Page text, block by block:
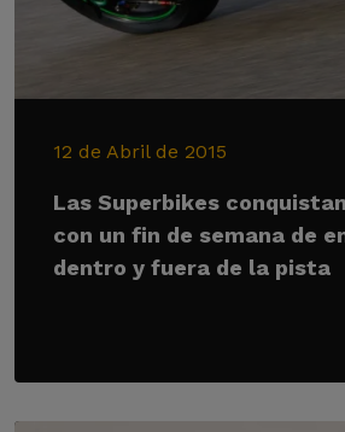
12 de Abril de 2015
Las Superbikes
con un fin de semana de
dentro y fuera de la pista